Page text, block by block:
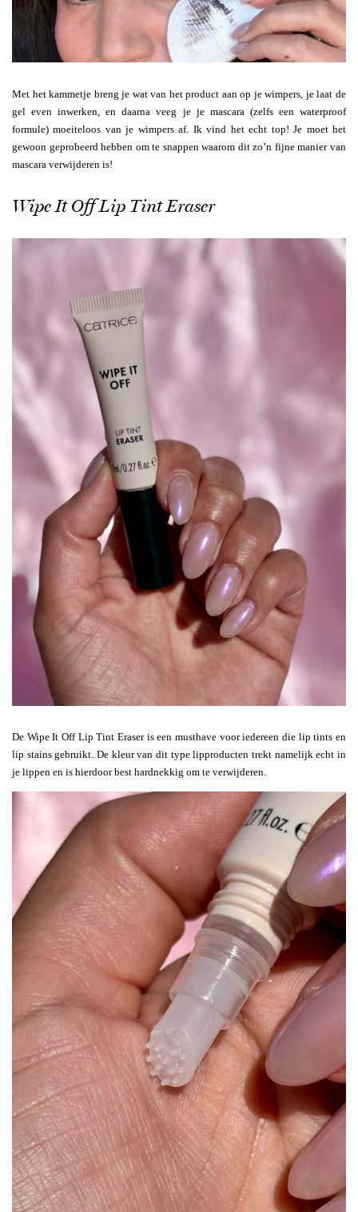
Met het kammetje breng je wat van het product aan op je wimpers, je laat de
gel even inwerken, en daarna veeg je je mascara (zelfs een waterproof
formule) moeiteloos van je wimpers af. Ik vind het echt top! Je moet het
gewoon geprobeerd hebben om te snappen waarom dit zo’n fijne manier van
mascara verwijderen is!
Wipe It Off Lip Tint Eraser
De Wipe It Off Lip Tint Eraser is een musthave voor iedereen die lip tints en
lip stains gebruikt. De kleur van dit type lipproducten trekt namelijk echt in
je lippen en is hierdoor best hardnekkig om te verwijderen.